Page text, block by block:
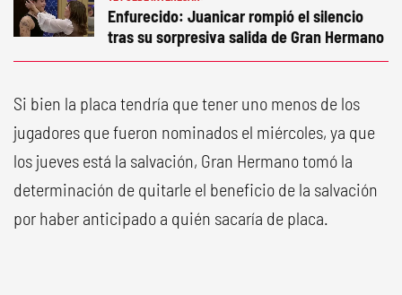
Enfurecido: Juanicar rompió el silencio
tras su sorpresiva salida de Gran Hermano
Si bien la placa tendría que tener uno menos de los
jugadores que fueron nominados el miércoles, ya que
los jueves está la salvación, Gran Hermano tomó la
determinación de quitarle el beneficio de la salvación
por haber anticipado a quién sacaría de placa.